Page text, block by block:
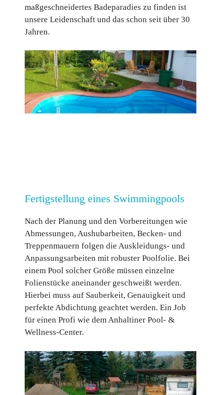
maßgeschneidertes Badeparadies zu finden ist
unsere Leidenschaft und das schon seit über 30
Jahren.
Fertigstellung eines Swimmingpools
Nach der Planung und den Vorbereitungen wie
Abmessungen, Aushubarbeiten, Becken- und
Treppenmauern folgen die Auskleidungs- und
Anpassungsarbeiten mit robuster Poolfolie. Bei
einem Pool solcher Größe müssen einzelne
Folienstücke aneinander geschweißt werden.
Hierbei muss auf Sauberkeit, Genauigkeit und
perfekte Abdichtung geachtet werden. Ein Job
für einen Profi wie dem Anhaltiner Pool- &
Wellness-Center.